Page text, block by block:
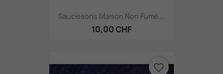
Saucissons Maison Non Fumé...
10,00 CHF
favorite_border